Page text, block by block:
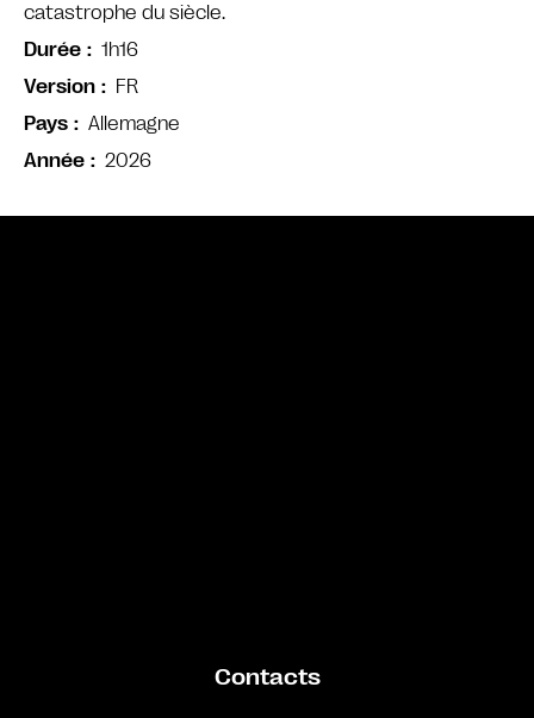
catastrophe du siècle.
Durée
1h16
Version
FR
Pays
Allemagne
Année
2026
Contacts